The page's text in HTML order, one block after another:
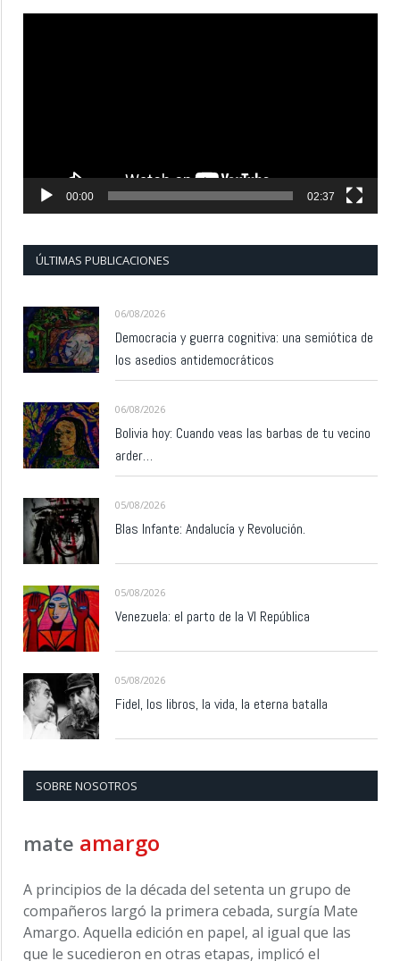
00:00 02:37
ÚLTIMAS PUBLICACIONES
06/08/2026
Democracia y guerra cognitiva: una semiótica de
los asedios antidemocráticos
06/08/2026
Bolivia hoy: Cuando veas las barbas de tu vecino
arder…
05/08/2026
Blas Infante: Andalucía y Revolución.
05/08/2026
Venezuela: el parto de la VI República
05/08/2026
Fidel, los libros, la vida, la eterna batalla
SOBRE NOSOTROS
mate amargo
A principios de la década del setenta un grupo de
compañeros largó la primera cebada, surgía Mate
Amargo. Aquella edición en papel, al igual que las
que le sucedieron en otras etapas, implicó el